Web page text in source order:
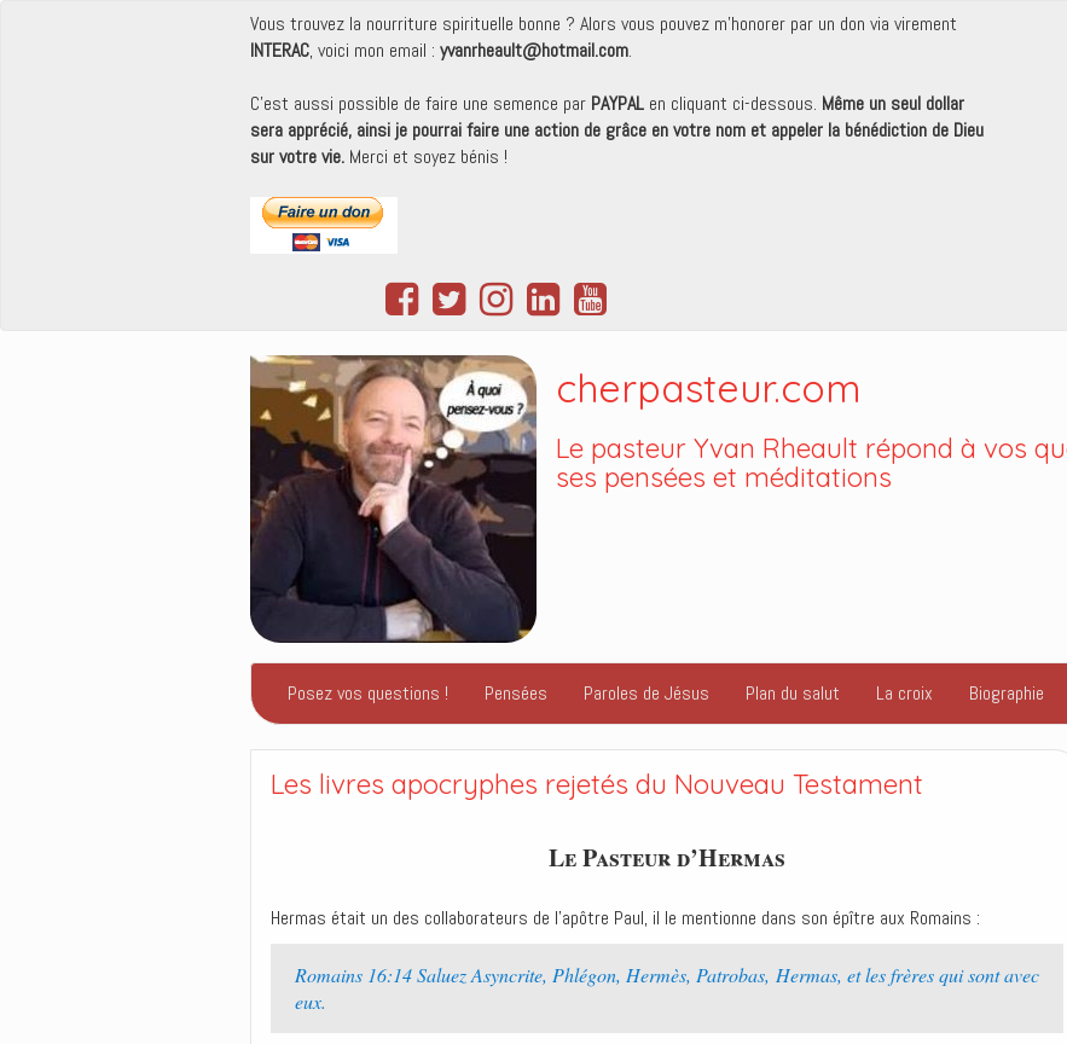
Vous trouvez la nourriture spirituelle bonne ? Alors vous pouvez m'honorer par un don via virement
INTERAC, voici mon email : yvanrheault@hotmail.com.
C'est aussi possible de faire une semence par PAYPAL en cliquant ci-dessous. Même un seul dollar
sera apprécié, ainsi je pourrai faire une action de grâce en votre nom et appeler la bénédiction de Dieu
sur votre vie. Merci et soyez bénis !
cherpasteur.com
Le pasteur Yvan Rheault répond à vos
ses pensées et méditations
Posez vos questions ! Pensées Paroles de Jésus Plan du salut La croix Biographie
Les livres apocryphes rejetés du Nouveau Testament
Le Pasteur d’Hermas
Hermas était un des collaborateurs de l’apôtre Paul, il le mentionne dans son épître aux Romains :
Romains 16:14 Saluez Asyncrite, Phlégon, Hermès, Patrobas, Hermas, et les frères qui sont avec
eux.